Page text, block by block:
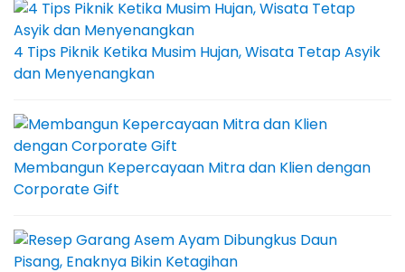
4 Tips Piknik Ketika Musim Hujan, Wisata Tetap Asyik
dan Menyenangkan
Membangun Kepercayaan Mitra dan Klien dengan
Corporate Gift